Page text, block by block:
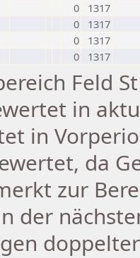
0
1317
0
1317
0
1317
0 1317
Feld
in
in
da
zur
der